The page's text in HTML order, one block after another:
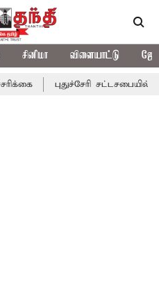
சினிமா விளையாட்டு
புதுச்சேரி சட்டசபையில் வரும்